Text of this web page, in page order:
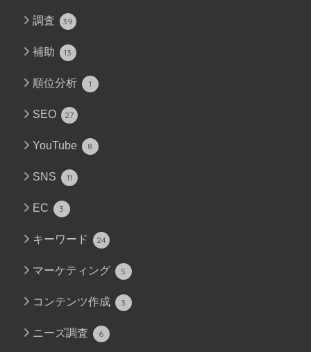
調査 39
補助 13
順位分析 1
SEO 27
YouTube 8
SNS 11
EC 3
キーワード 24
マーケティング 5
コンテンツ作成 3
ニーズ調査 6